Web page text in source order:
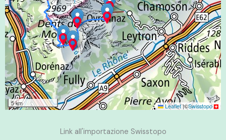
5 km Leaflet|©Swisstopo
Link all'importazione Swisstopo